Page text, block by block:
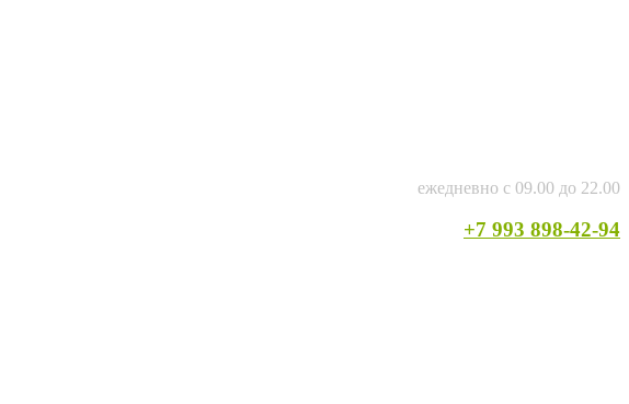
ежедневно с 09.00 до 22.00
+7 993 898-42-94